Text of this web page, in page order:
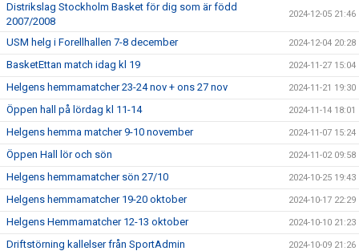
Distrikslag Stockholm Basket för dig som är född
2007/2008
2024-12-05 21:46
USM helg i Forellhallen 7-8 december 2024-12-04 20:28
BasketEttan match idag kl 19 2024-11-27 15:04
Helgens hemmamatcher 23-24 nov + ons 27 nov 2024-11-21 19:30
Öppen hall på lördag kl 11-14 2024-11-14 18:01
Helgens hemma matcher 9-10 november 2024-11-07 15:24
Öppen Hall lör och sön 2024-11-02 09:58
Helgens hemmamatcher sön 27/10 2024-10-25 19:43
Helgens hemmamatcher 19-20 oktober 2024-10-17 22:29
Helgens Hemmamatcher 12-13 oktober 2024-10-10 21:23
Driftstörning kallelser från SportAdmin 2024-10-09 21:26